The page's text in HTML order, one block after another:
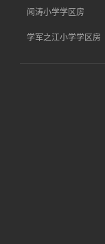
闻涛小学学区房
学军之江小学学区房